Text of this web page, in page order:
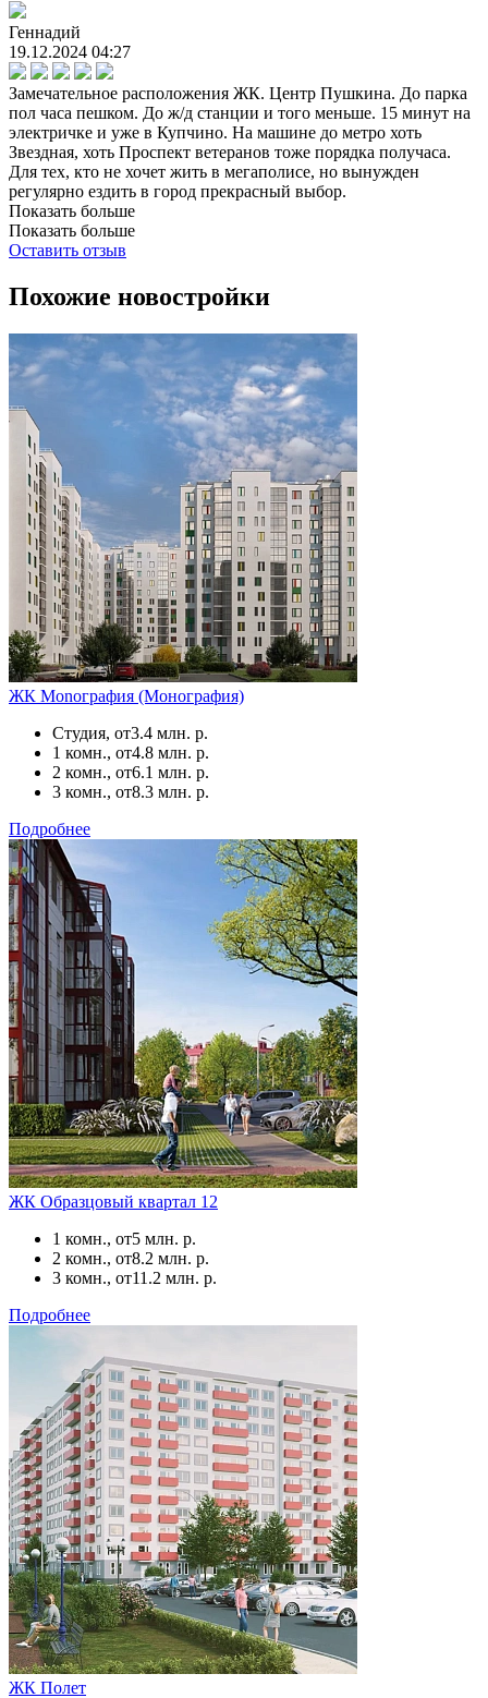
Геннадий
19.12.2024 04:27
Замечательное расположения ЖК. Центр Пушкина. До парка
пол часа пешком. До ж/д станции и того меньше. 15 минут на
электричке и уже в Купчино. На машине до метро хоть
Звездная, хоть Проспект ветеранов тоже порядка получаса.
Для тех, кто не хочет жить в мегаполисе, но вынужден
регулярно ездить в город прекрасный выбор.
Показать больше
Показать больше
Оставить отзыв
Похожие новостройки
ЖК Моnoграфия (Монография)
Студия, от3.4 млн. р.
1 комн., от4.8 млн. р.
2 комн., от6.1 млн. р.
3 комн., от8.3 млн. р.
Подробнее
ЖК Образцовый квартал 12
1 комн., от5 млн. р.
2 комн., от8.2 млн. р.
3 комн., от11.2 млн. р.
Подробнее
ЖК Полет